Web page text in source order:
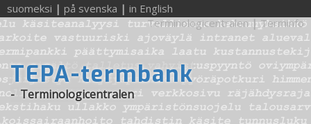
suomeksi | på svenska | in English
Terminologicentralen | Terminfo
TEPA-termbank
- Terminologicentralen